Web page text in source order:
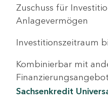
Zuschuss für
Anlagevermögen
Investitionszeitraum
Kombinierbar mit
Sachsenkredit